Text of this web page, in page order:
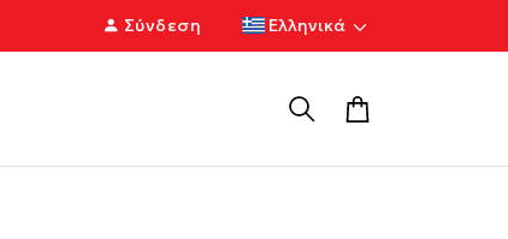
Σύνδεση Ελληνικά